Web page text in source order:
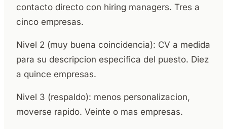
contacto directo con hiring managers. Tres a
cinco empresas.
Nivel 2 (muy buena coincidencia): CV a medida
para su descripcion especifica del puesto. Diez
a quince empresas.
Nivel 3 (respaldo): menos personalizacion,
moverse rapido. Veinte o mas empresas.